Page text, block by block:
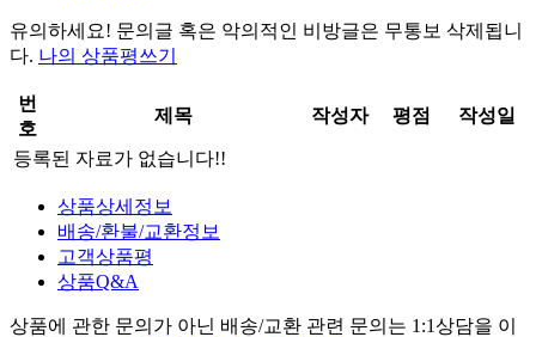
유의하세요! 문의글 혹은 악의적인 비방글은 무통보 삭제 됩니
다. 나의 상품평쓰기
번
호
제목 작성자 평점 작성일
등록된 자료가 없습니다!!
상품상세정보
배송/환불/교환정보
고객상품평
상품Q&A
상품에 관한 문의가 아닌 배송/교환 관련 문의는 1:1상담을 이